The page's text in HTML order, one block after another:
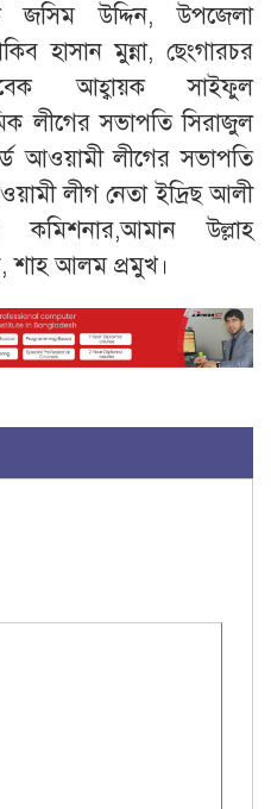
জসিম উদ্দিন, উপজেলা
হাসান মুন্না, ছেংগারচর
আহ্বায়ক সাইফুল
লীগের সভাপতি সিরাজুল
আওয়ামী লীগের সভাপতি
লীগ নেতা ইদ্রিছ আলী
কমিশনার,আমান উল্লাহ
শাহ আলম প্রমুখ।